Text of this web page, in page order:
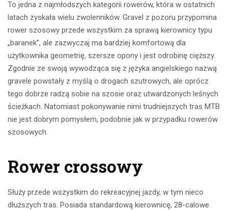
To jedna z najmłodszych kategorii rowerów, która w ostatnich
latach zyskała wielu zwolenników. Gravel z pozoru przypomina
rower szosowy przede wszystkim za sprawą kierownicy typu
„baranek”, ale zazwyczaj ma bardziej komfortową dla
użytkownika geometrię, szersze opony i jest odrobinę cięższy.
Zgodnie ze swoją wywodząca się z języka angielskiego nazwą
gravele powstały z myślą o drogach szutrowych, ale oprócz
tego dobrze radzą sobie na szosie oraz utwardzonych leśnych
ścieżkach. Natomiast pokonywanie nimi trudniejszych tras MTB
nie jest dobrym pomysłem, podobnie jak w przypadku rowerów
szosowych.
Rower crossowy
Służy przede wszystkim do rekreacyjnej jazdy, w tym nieco
dłuższych tras. Posiada standardową kierownicę, 28-calowe